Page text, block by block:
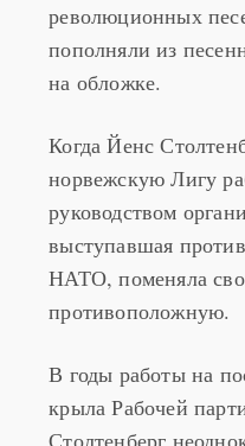
революционных
пополняли из
на обложке.
Когда Йенс
норвежскую Лигу
руководством
выступавшая
НАТО, поменяла
противоположную.
В годы работы на
крыла Рабочей
Столтенберг